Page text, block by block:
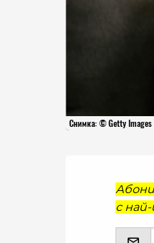
Снимка: © Getty Images
с